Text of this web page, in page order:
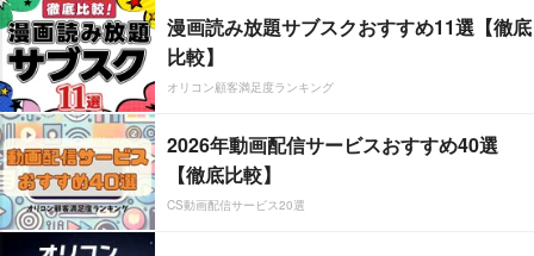
漫画読み放題サブスクおすすめ11選【徹底
比較】
オリコン顧客満足度ランキング
2026年動画配信サービスおすすめ40選
【徹底比較】
CS動画配信サービス20選